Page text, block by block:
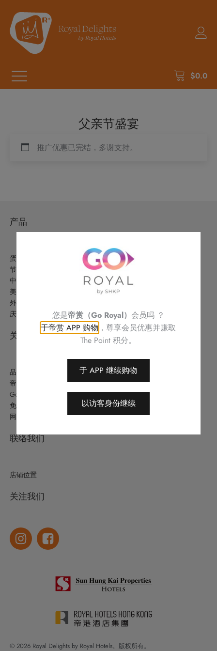
$0.0
父亲节盛宴
推广优惠已完结，多谢支持。
产品
蛋糕美点
节日精选
中式美食
美酒及礼品
外卖美食及优惠
庆祝
关于
品牌故事
帝港酒店集团
Go Royal (帝赏)
免责条款
网站地图
联络我们
店铺位置
关注我们
© 2026 Royal Delights by Royal Hotels。版权所有。
您是帝赏（Go Royal） 会员吗 ？
于帝赏 APP 购物 ，尊享会员优惠并赚取
The Point 积分。
于 APP 继续购物
以访客身份继续